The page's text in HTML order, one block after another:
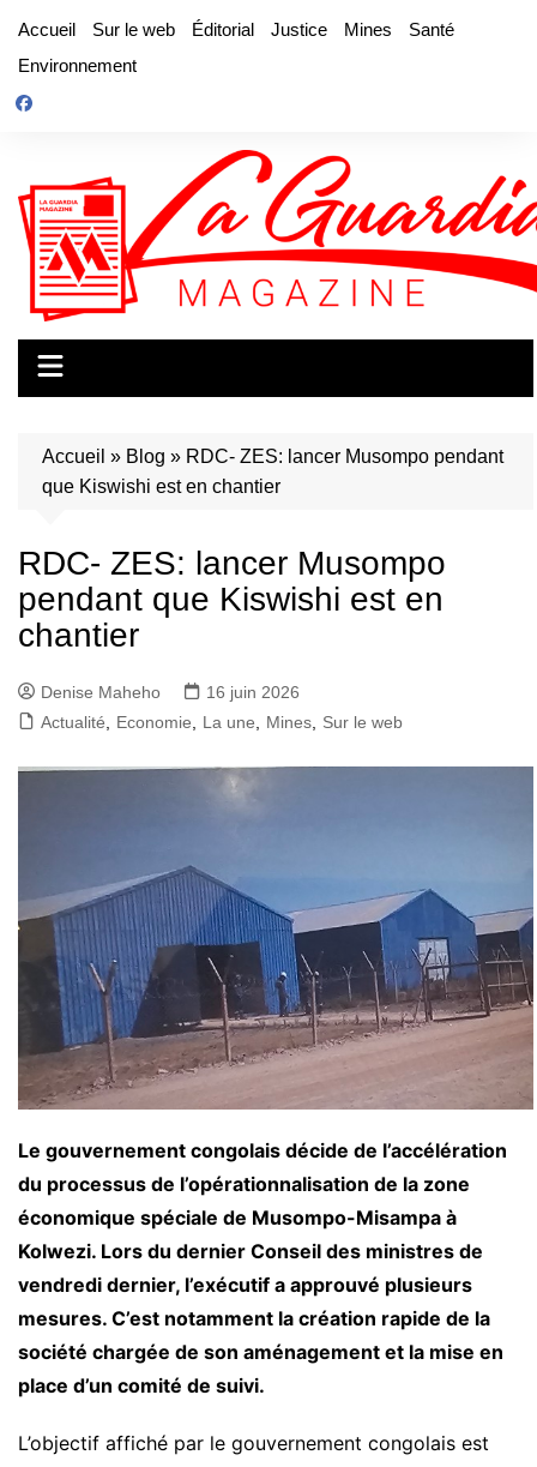
contenu
Accueil Sur le web Éditorial Justice Mines
Santé
Environnement
Accueil » Blog » RDC- ZES: lancer Musompo pendant
que Kiswishi est en chantier
RDC- ZES: lancer Musompo
pendant que Kiswishi est en
chantier
Denise Maheho
16 juin 2026
Actualité
Economie La une Mines Sur le web
Le gouvernement congolais décide de l’accélération
du processus de l’opérationnalisation de la zone
économique spéciale de Musompo-Misampa à
Kolwezi. Lors du dernier Conseil des ministres de
vendredi dernier, l’exécutif a approuvé plusieurs
mesures. C’est notamment la création rapide de la
société chargée de son aménagement et la mise en
place d’un comité de suivi.
L’objectif affiché par le gouvernement congolais est